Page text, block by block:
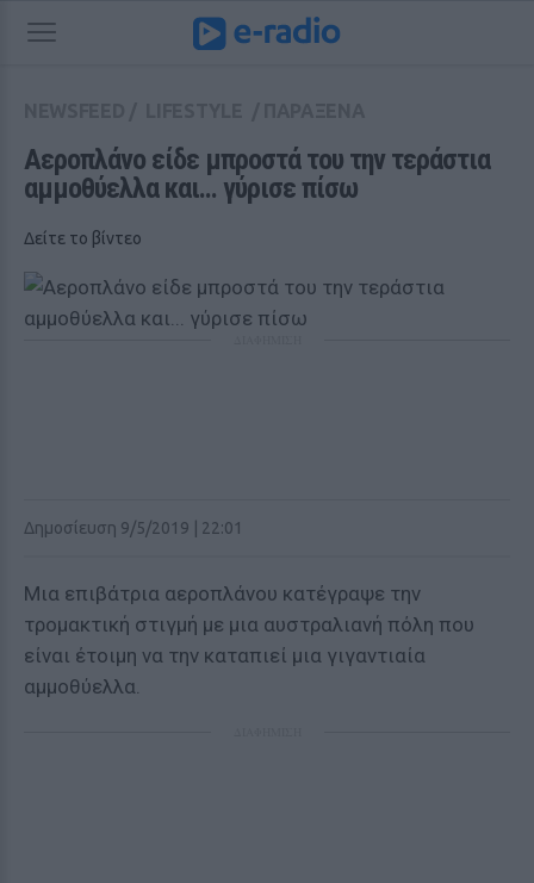
Αεροπλάνο είδε μπροστά του την τεράστια
αμμοθύελλα και... γύρισε πίσω
Δείτε το βίντεο
Δημοσίευση 9/5/2019 | 22:01
Μια επιβάτρια αεροπλάνου κατέγραψε την
τρομακτική στιγμή με μια αυστραλιανή πόλη που
είναι έτοιμη να την καταπιεί μια γιγαντιαία
αμμοθύελλα.